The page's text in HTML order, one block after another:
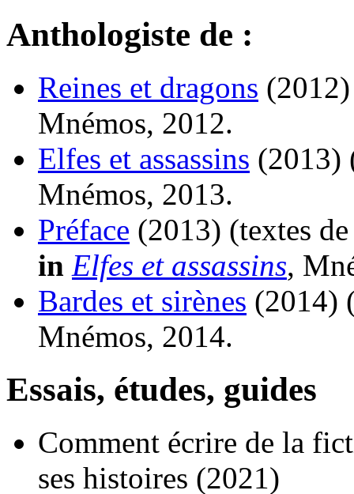
Anthologiste de :
Reines et dragons (2012)
Mnémos, 2012.
Elfes et assassins (2013)
Mnémos, 2013.
Préface (2013) (textes
in Elfes et assassins,
Bardes et sirènes (2014)
Mnémos, 2014.
Essais, études, guides
Comment écrire de la
ses histoires (2021)